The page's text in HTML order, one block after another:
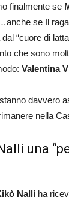
finalmente se
se Il
“cuore di
che sono
Valentina
stanno davvero
nella
una
Nalli ha